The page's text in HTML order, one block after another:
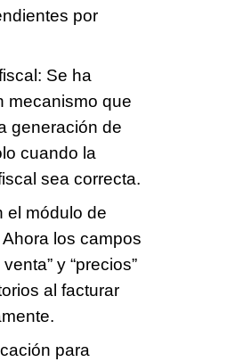
por
Se ha
mecanismo que
generación de
cuando la
sea correcta.
el módulo de
Ahora los campos
y “precios”
al facturar
para